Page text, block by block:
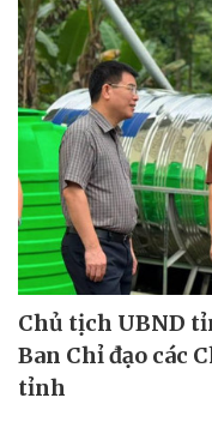
Chủ tịch UBND
Ban Chỉ đạo các
tỉnh